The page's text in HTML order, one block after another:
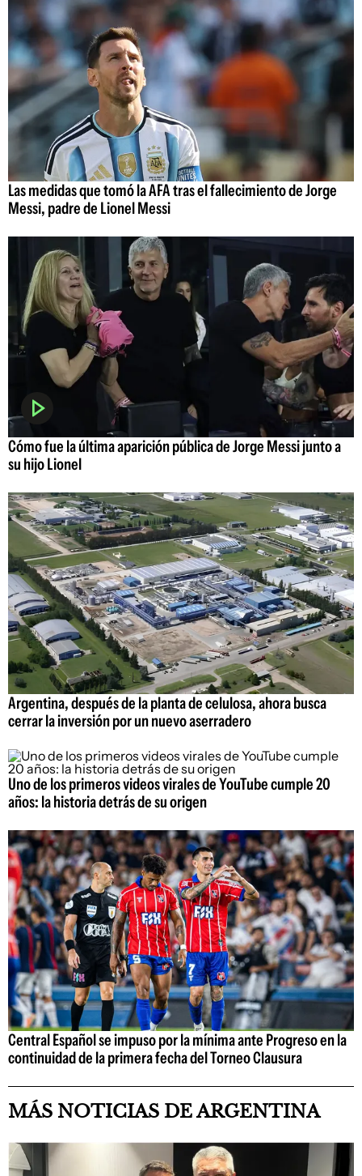
Las medidas que tomó la AFA tras el fallecimiento de Jorge
Messi, padre de Lionel Messi
Cómo fue la última aparición pública de Jorge Messi junto a
su hijo Lionel
Argentina, después de la planta de celulosa, ahora busca
cerrar la inversión por un nuevo aserradero
Uno de los primeros videos virales de YouTube cumple 20
años: la historia detrás de su origen
Central Español se impuso por la mínima ante Progreso en la
continuidad de la primera fecha del Torneo Clausura
MÁS NOTICIAS DE ARGENTINA